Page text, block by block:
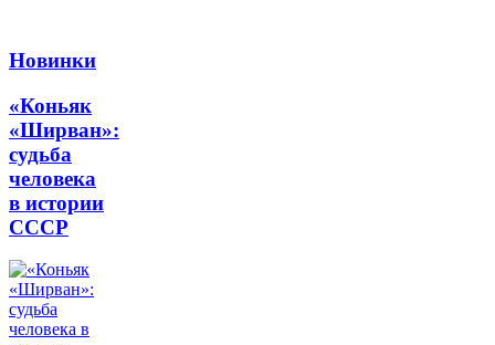
Новинки
«Коньяк
«Ширван»:
судьба
человека
в истории
СССР